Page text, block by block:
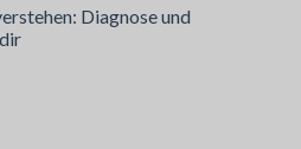
en
àFonctionnelsDiagnose und